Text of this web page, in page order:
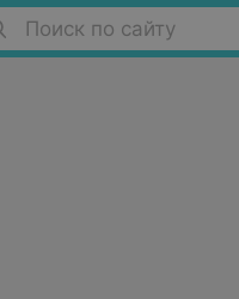
Поиск по сайту